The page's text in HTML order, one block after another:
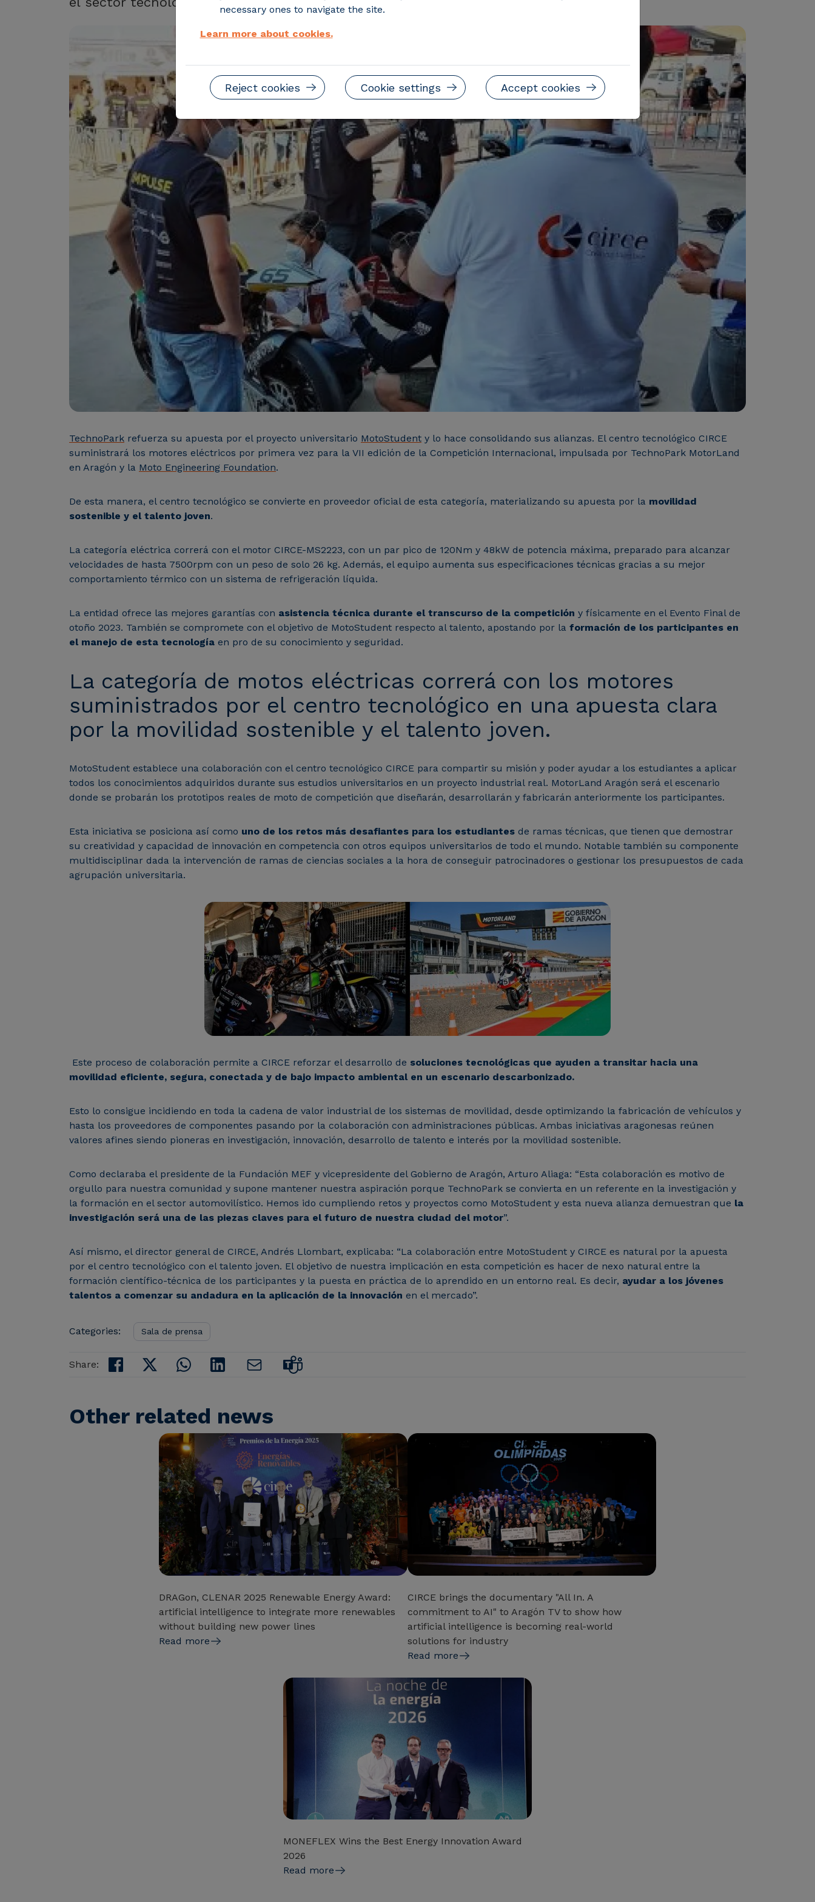
TechnoPark refuerza su apuesta por el proyecto universitario MotoStudent y lo hace consolidando sus alianzas. El centro tecnológico CIRCE
suministrará los motores eléctricos por primera vez para la VII edición de la Competición Internacional, impulsada por TechnoPark MotorLand
en Aragón y la Moto Engineering Foundation.
De esta manera, el centro tecnológico se convierte en proveedor oficial de esta categoría, materializando su apuesta por la movilidad
sostenible y el talento joven.
La categoría eléctrica correrá con el motor CIRCE-MS2223, con un par pico de 120Nm y 48kW de potencia máxima, preparado para alcanzar
velocidades de hasta 7500rpm con un peso de solo 26 kg. Además, el equipo aumenta sus especificaciones técnicas gracias a su mejor
comportamiento térmico con un sistema de refrigeración líquida.
La entidad ofrece las mejores garantías con asistencia técnica durante el transcurso de la competición y físicamente en el Evento Final de
otoño 2023. También se compromete con el objetivo de MotoStudent respecto al talento, apostando por la formación de los participantes en
el manejo de esta tecnología en pro de su conocimiento y seguridad.
La categoría de motos eléctricas correrá con los motores
suministrados por el centro tecnológico en una apuesta clara
por la movilidad sostenible y el talento joven.
MotoStudent establece una colaboración con el centro tecnológico CIRCE para compartir su misión y poder ayudar a los estudiantes a aplicar
todos los conocimientos adquiridos durante sus estudios universitarios en un proyecto industrial real. MotorLand Aragón será el escenario
donde se probarán los prototipos reales de moto de competición que diseñarán, desarrollarán y fabricarán anteriormente los participantes.
Esta iniciativa se posiciona así como uno de los retos más desafiantes para los estudiantes de ramas técnicas, que tienen que demostrar
su creatividad y capacidad de innovación en competencia con otros equipos universitarios de todo el mundo. Notable también su componente
multidisciplinar dada la intervención de ramas de ciencias sociales a la hora de conseguir patrocinadores o gestionar los presupuestos de cada
agrupación universitaria.
Este proceso de colaboración permite a CIRCE reforzar el desarrollo de soluciones tecnológicas que ayuden a transitar hacia una
movilidad eficiente, segura, conectada y de bajo impacto ambiental en un escenario descarbonizado.
Esto lo consigue incidiendo en toda la cadena de valor industrial de los sistemas de movilidad, desde optimizando la fabricación de vehículos y
hasta los proveedores de componentes pasando por la colaboración con administraciones públicas. Ambas iniciativas aragonesas reúnen
valores afines siendo pioneras en investigación, innovación, desarrollo de talento e interés por la movilidad sostenible.
Como declaraba el presidente de la Fundación MEF y vicepresidente del Gobierno de Aragón, Arturo Aliaga: “Esta colaboración es motivo de
orgullo para nuestra comunidad y supone mantener nuestra aspiración porque TechnoPark se convierta en un referente en la investigación y
la formación en el sector automovilístico. Hemos ido cumpliendo retos y proyectos como MotoStudent y esta nueva alianza demuestran que la
investigación será una de las piezas claves para el futuro de nuestra ciudad del motor”.
Así mismo, el director general de CIRCE, Andrés Llombart, explicaba: “La colaboración entre MotoStudent y CIRCE es natural por la apuesta
por el centro tecnológico con el talento joven. El objetivo de nuestra implicación en esta competición es hacer de nexo natural entre la
formación científico-técnica de los participantes y la puesta en práctica de lo aprendido en un entorno real. Es decir, ayudar a los jóvenes
talentos a comenzar su andadura en la aplicación de la innovación en el mercado”.
Categories: Sala de prensa
Share:
Other related news
DRAGon, CLENAR 2025 Renewable Energy Award:
artificial intelligence to integrate more renewables
without building new power lines
Read more
CIRCE brings the documentary "All In. A
commitment to AI" to Aragón TV to show how
artificial intelligence is becoming real-world
solutions for industry
Read more
MONEFLEX Wins the Best Energy Innovation Award
2026
Read more
necessary ones to navigate the site.
Learn more about cookies.
Reject cookies Cookie settings Accept cookies